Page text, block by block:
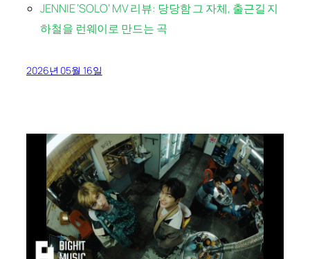
JENNIE ‘SOLO’ MV 리뷰: 당당함 그 자체, 출근길 지
하철을 런웨이로 만드는 곡
2026년 05월 16일